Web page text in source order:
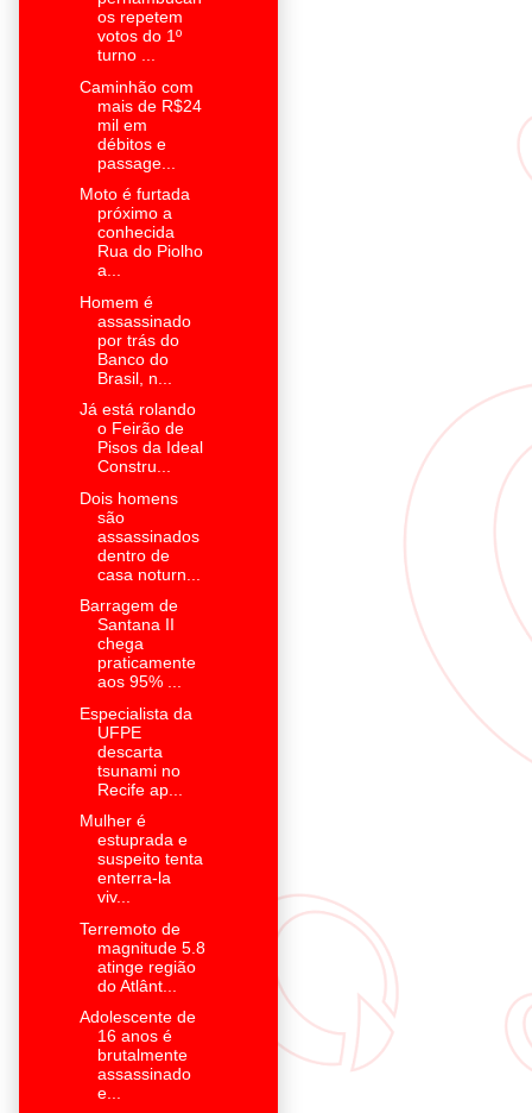
os repetem
votos do 1º
turno ...
Caminhão com
mais de R$24
mil em
débitos e
passage...
Moto é furtada
próximo a
conhecida
Rua do Piolho
a...
Homem é
assassinado
por trás do
Banco do
Brasil, n...
Já está rolando
o Feirão de
Pisos da Ideal
Constru...
Dois homens
são
assassinados
dentro de
casa noturn...
Barragem de
Santana II
chega
praticamente
aos 95% ...
Especialista da
UFPE
descarta
tsunami no
Recife ap...
Mulher é
estuprada e
suspeito tenta
enterra-la
viv...
Terremoto de
magnitude 5.8
atinge região
do Atlânt...
Adolescente de
16 anos é
brutalmente
assassinado
e...